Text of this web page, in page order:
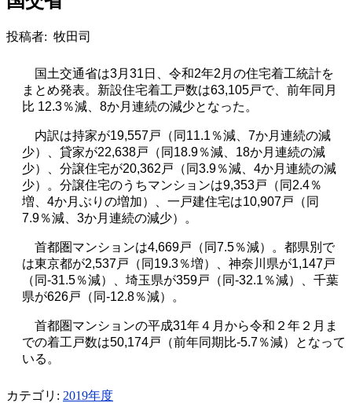
投稿者: 牧田司
国土交通省は3月 31 日、令和2年2月の住宅着工統計を
まとめ発表。新設住宅着工戸数は63,105戸で、前年同月
比 12.3％減、 8か月連続の減少となった。
内訳は持家が19,557戸（同 11.1 ％減、 7か月連続の減
少）、貸家が22,638戸（同 18.9％減、 18か月連続の減
少）、分譲住宅が20,362 戸（同3.9％減、 4か月連続の減
少）。分譲住宅のうちマンションは9,353戸（同 2.4％
増、 4か月ぶりの増加）、一戸建住宅は10,907戸（同
7.9％減、 3か月連続の減少）。
首都圏マンションは4,669戸（同7.5％減）。都県別で
は東京都が2,537戸（同 19.3％増）、神奈川県が1,147戸
（同-31.5％減）、埼玉県が359戸（同-32.1 ％減）、千葉
県が626戸（同-12.8％減）。
首都圏マンションの平成31年４月から令和２年２月ま
での着工戸数は50,174戸（前年同期比-5.7％減）となって
いる。
カテゴリ: 2019年度